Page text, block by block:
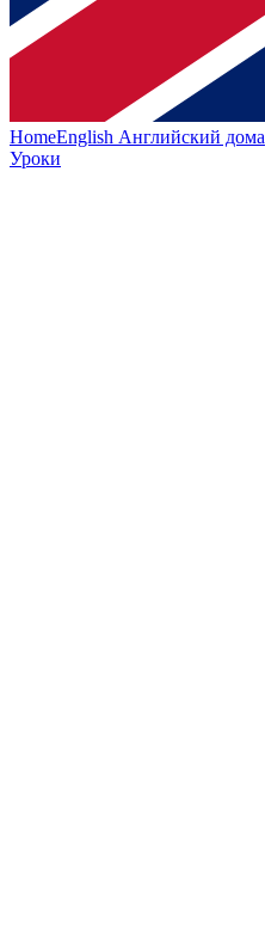
HomeEnglish Английский дома
Уроки